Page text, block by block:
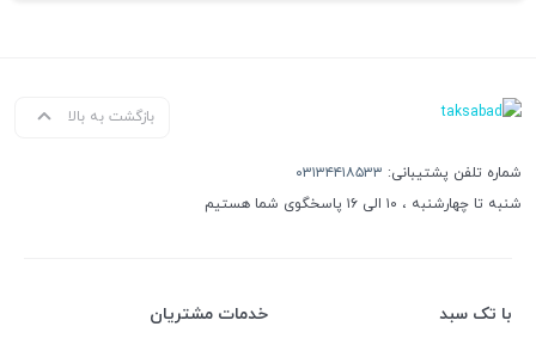
بازگشت به بالا
شماره تلفن پشتیبانی: ۰۳۱۳۴۴۱۸۵۳۳
شنبه تا چهارشنبه ، ۱۰ الی ۱۶ پاسخگوی شما هستیم
با تک سبد خدمات مشتریان